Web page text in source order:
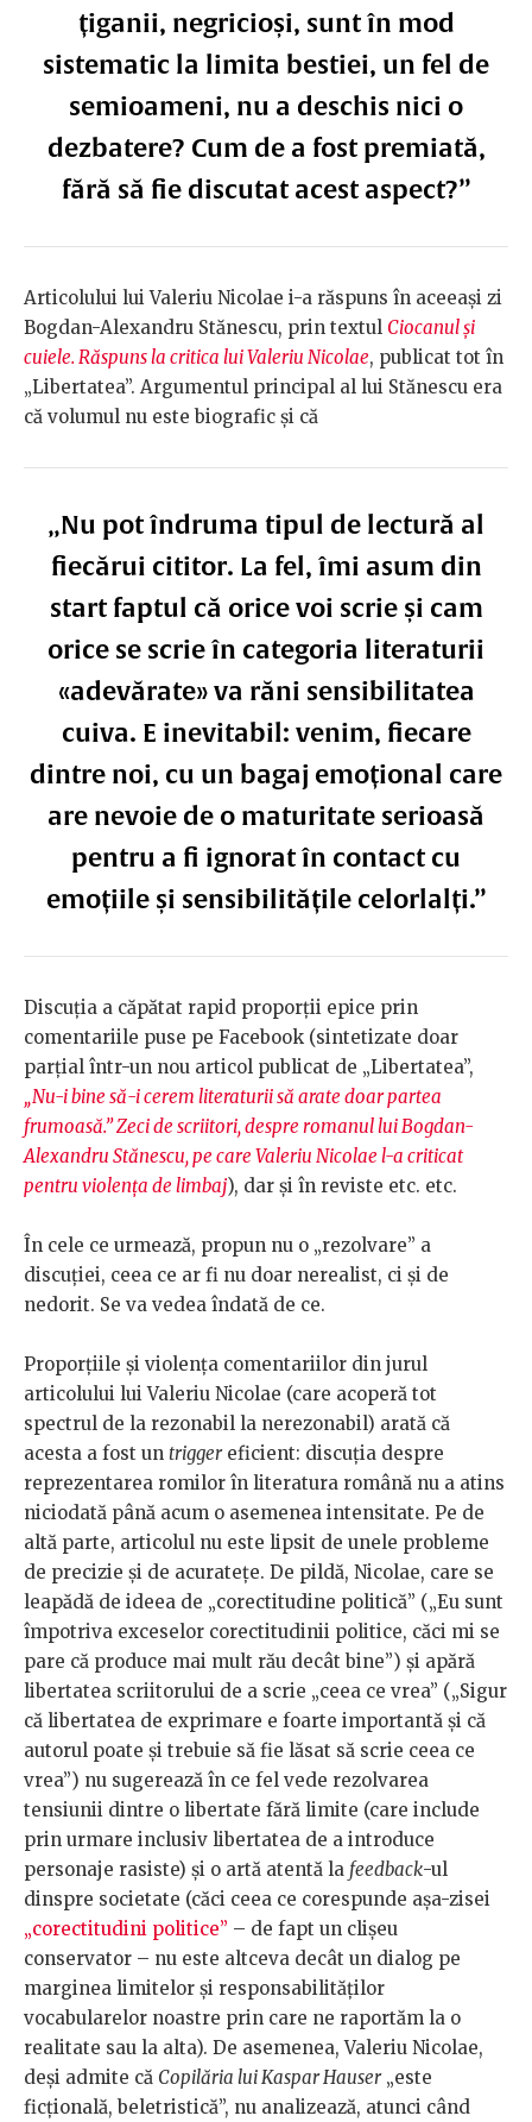
țiganii, negricioși, sunt în mod
sistematic la limita bestiei, un fel de
semioameni, nu a deschis nici o
dezbatere? Cum de a fost premiată,
fără să fie discutat acest aspect?”
Articolului lui Valeriu Nicolae i-a răspuns în aceeași zi
Bogdan-Alexandru Stănescu, prin textul Ciocanul și
cuiele. Răspuns la critica lui Valeriu Nicolae, publicat tot în
„Libertatea”. Argumentul principal al lui Stănescu era
că volumul nu este biografic și că
„Nu pot îndruma tipul de lectură al
fiecărui cititor. La fel, îmi asum din
start faptul că orice voi scrie și cam
orice se scrie în categoria literaturii
«adevărate» va răni sensibilitatea
cuiva. E inevitabil: venim, fiecare
dintre noi, cu un bagaj emoțional care
are nevoie de o maturitate serioasă
pentru a fi ignorat în contact cu
emoțiile și sensibilitățile celorlalți.”
Discuția a căpătat rapid proporții epice prin
comentariile puse pe Facebook (sintetizate doar
parțial într-un nou articol publicat de „Libertatea”,
„Nu-i bine să-i cerem literaturii să arate doar partea
frumoasă.” Zeci de scriitori, despre romanul lui Bogdan-
Alexandru Stănescu, pe care Valeriu Nicolae l-a criticat
pentru violența de limbaj), dar și în reviste etc. etc.
În cele ce urmează, propun nu o „rezolvare” a
discuției, ceea ce ar fi nu doar nerealist, ci și de
nedorit. Se va vedea îndată de ce.
Proporțiile și violența comentariilor din jurul
articolului lui Valeriu Nicolae (care acoperă tot
spectrul de la rezonabil la nerezonabil) arată că
acesta a fost un triggereficient: discuția despre
reprezentarea romilor în literatura română nu a atins
niciodată până acum o asemenea intensitate. Pe de
altă parte, articolul nu este lipsit de unele probleme
de precizie și de acuratețe. De pildă, Nicolae, care se
leapădă de ideea de „corectitudine politică” („Eu sunt
împotriva exceselor corectitudinii politice, căci mi se
pare că produce mai mult rău decât bine”) și apără
libertatea scriitorului de a scrie „ceea ce vrea” („Sigur
că libertatea de exprimare e foarte importantă și că
autorul poate și trebuie să fie lăsat să scrie ceea ce
vrea”) nu sugerează în ce fel vede rezolvarea
tensiunii dintre o libertate fără limite (care include
prin urmare inclusiv libertatea de a introduce
personaje rasiste) și o artă atentă la feedback-ul
dinspre societate (căci ceea ce corespunde așa-zisei
„corectitudini politice” – de fapt un clișeu
conservator – nu este altceva decât un dialog pe
marginea limitelor și responsabilităților
vocabularelor noastre prin care ne raportăm la o
realitate sau la alta). De asemenea, Valeriu Nicolae,
deși admite că Copilăria lui Kaspar Hauser„este
ficțională, beletristică”, nu analizează, atunci când